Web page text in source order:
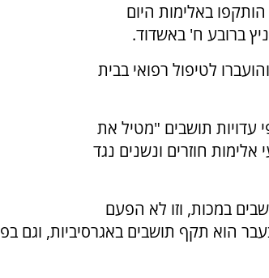
הותקפו באלימות היום
ברובע ח' באשדוד.
לטיפול רפואי בבית
עדויות תושבים "מטיל את
חוזרים ונשנים נגד
במכות, וזו לא הפעם
הוא תקף תושבים באגרסיביות, וגם